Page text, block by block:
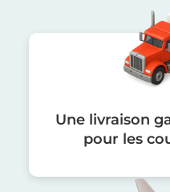
Une livraison
pour les